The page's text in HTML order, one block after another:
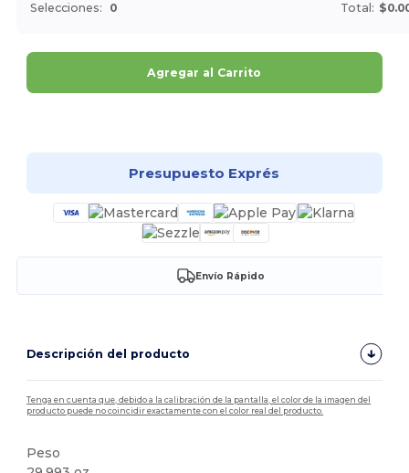
Selecciones: 0 Total:
Agregar al Carrito
Presupuesto Exprés
Envío Rápido
Descripción del producto
Tenga en cuenta que, debido a la calibración de la pantalla, el color de la imagen del
producto puede no coincidir exactamente con el color real del producto.
Peso